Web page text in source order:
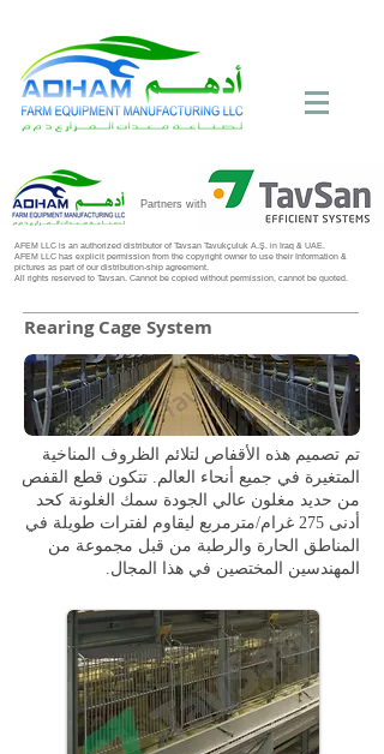
AFEM LLC is an authorized distributor of Tavsan Tavukçuluk A.Ş. in Iraq & UAE.
AFEM LLC has explicit permission from the copyright owner to use their Information &
pictures as part of our distribution-ship agreement.
All rights reserved to Tavsan. Cannot be copied without permission, cannot be quoted.
Partners with
Rearing Cage System
تم تصميم هذه الأقفاص لتلائم الظروف المناخية
المتغيرة في جميع أنحاء العالم. تتكون قطع القفص
من حديد مغلون عالي الجودة سمك الغلونة كحد
أدنى 275 غرام/مترمربع ليقاوم لفترات طويلة في
المناطق الحارة والرطبة من قبل مجموعة من
المهندسين المختصين في هذا المجال.